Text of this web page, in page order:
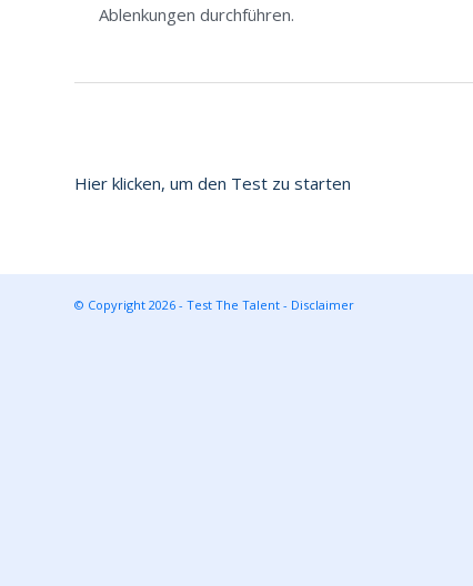
Ablenkungen durchführen.
Hier klicken, um den Test zu starten
© Copyright 2026 - Test The Talent - Disclaimer